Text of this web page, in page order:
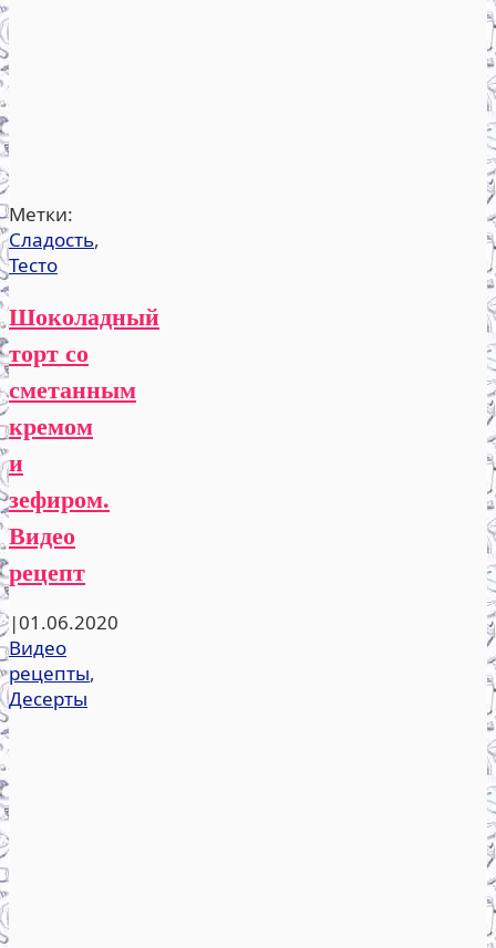
Метки:
Сладость,
Тесто
Шоколадный
торт со
сметанным
кремом
и
зефиром.
Видео
рецепт
|01.06.2020
Видео
рецепты,
Десерты